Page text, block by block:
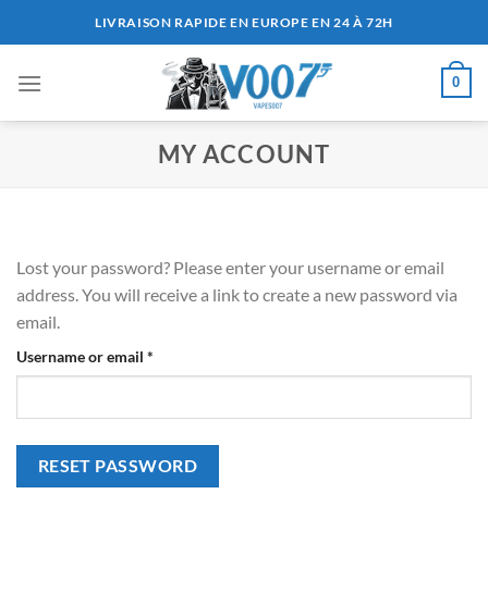
au
LIVRAISON RAPIDE EN EUROPE EN 24 À 72H
0
MY ACCOUNT
Lost your password? Please enter your username or email
address. You will receive a link to create a new password via
email.
Username or email *
RESET PASSWORD